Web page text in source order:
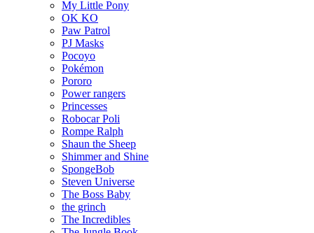
My Little Pony
OK KO
Paw Patrol
PJ Masks
Pocoyo
Pokémon
Pororo
Power rangers
Princesses
Robocar Poli
Rompe Ralph
Shaun the Sheep
Shimmer and Shine
SpongeBob
Steven Universe
The Boss Baby
the grinch
The Incredibles